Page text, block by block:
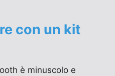
con un kit
è minuscolo e